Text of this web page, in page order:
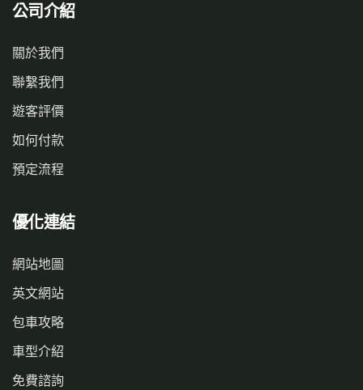
公司介紹
關於我們
聯繫我們
遊客評價
如何付款
預定流程
優化連結
網站地圖
英文網站
包車攻略
車型介紹
免費諮詢